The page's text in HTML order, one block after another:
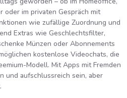
oder im privaten Gespräch mit
wie zufällige Zuordnung und
Extras wie Geschlechtsfilter,
Münzen oder Abonnements
kostenlose Videochats, die
Modell. Mit Apps mit Fremden
und aufschlussreich sein, aber